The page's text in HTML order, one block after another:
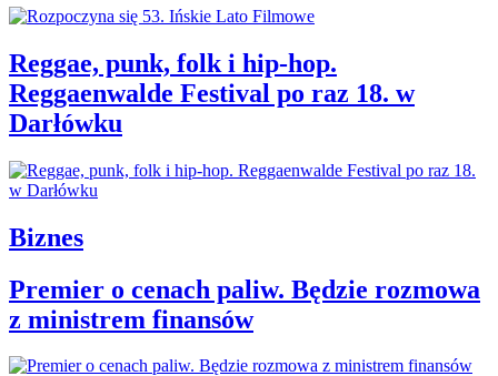
Reggae, punk, folk i hip-hop.
Reggaenwalde Festival po raz 18. w
Darłówku
Biznes
Premier o cenach paliw. Będzie rozmowa
z ministrem finansów